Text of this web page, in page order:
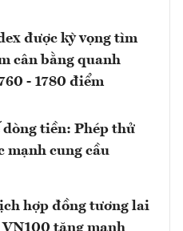
được kỳ vọng tìm
cân bằng quanh
- 1780 điểm
dòng tiền: Phép thử
mạnh cung cầu
hợp đồng tương lai
tăng mạnh